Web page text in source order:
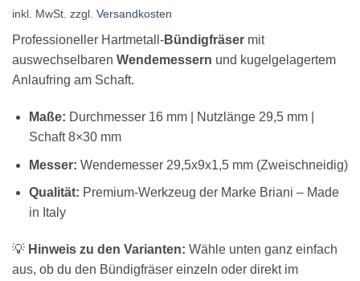
auf
inkl. MwSt. zzgl. Versandkosten
Professioneller Hartmetall-Bündigfräser mit
auswechselbaren Wendemessern und kugelgelagertem
Anlaufring am Schaft.
Maße: Durchmesser 16 mm | Nutzlänge 29,5 mm |
Schaft 8×30 mm
Messer: Wendemesser 29,5x9x1,5 mm (Zweischneidig)
Qualität: Premium-Werkzeug der Marke Briani – Made
in Italy
💡 Hinweis zu den Varianten: Wähle unten ganz einfach
aus, ob du den Bündigfräser einzeln oder direkt im